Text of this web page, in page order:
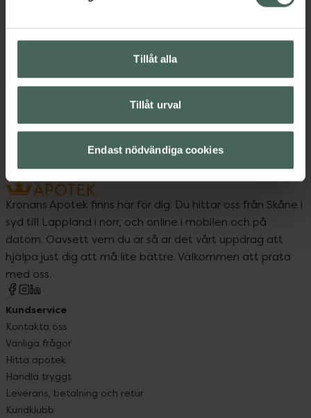
Tillåt alla
Tillåt urval
Endast nödvändiga cookies
Innehåll Visa
Instruktioner Visa
Kronans Apotek finns här för dig. Du hittar oss från Skåne i
syd till Lappland i norr, och online i mobilen och på
datorn. Oavsett vem du är så är det vårt uppdrag att
hjälpa just dig att må lite bättre. Välkommen att prata
med oss.
Kundservice
Kontakta oss
Vanliga frågor
Hitta apotek
Handla tryggt
Leverans, betalning och retur
Kundklubb